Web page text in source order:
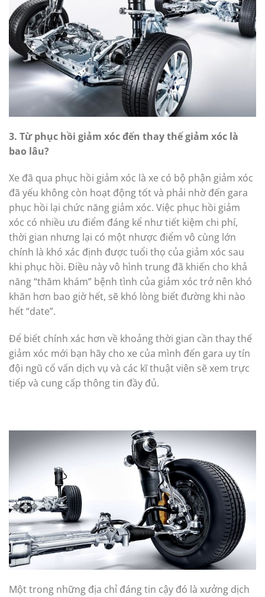
3. Từ phục hồi giảm xóc đến thay thế giảm xóc là
bao lâu?
Xe đã qua phục hồi giảm xóc là xe có bộ phận giảm xóc
đã yếu không còn hoạt động tốt và phải nhờ đến gara
phục hồi lại chức năng giảm xóc. Việc phục hồi giảm
xóc có nhiều ưu điểm đáng kể như tiết kiệm chi phí,
thời gian nhưng lại có một nhược điểm vô cùng lớn
chính là khó xác định được tuổi thọ của giảm xóc sau
khi phục hồi. Điều này vô hình trung đã khiến cho khả
năng “thăm khám” bệnh tình của giảm xóc trở nên khó
khăn hơn bao giờ hết, sẽ khó lòng biết đường khi nào
hết “date”.
Để biết chính xác hơn về khoảng thời gian cần thay thế
giảm xóc mới bạn hãy cho xe của mình đến gara uy tín
đội ngũ cố vấn dịch vụ và các kĩ thuật viên sẽ xem trực
tiếp và cung cấp thông tin đầy đủ.
Một trong những địa chỉ đáng tin cậy đó là xưởng dịch